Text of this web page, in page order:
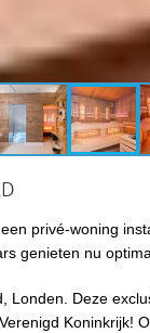
privé-woning
genieten nu
Londen. Deze
Koninkrijk!